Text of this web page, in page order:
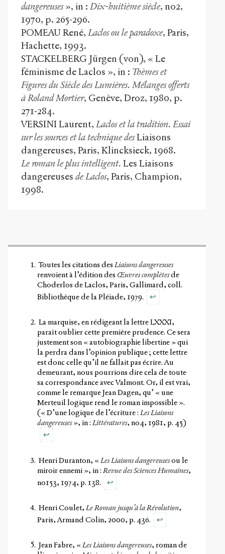
dangereuses», in :Dix-huitième siècle, no2,
1970, p. 265-296.
POMEAU René,Laclos ou le paradoxe, Paris,
Hachette, 1993.
STACKELBERG Jürgen (von), « Le
féminisme de Laclos », in : Thèmes et
Figures du Siècle des Lumières. Mélanges offerts
à Roland Mortier, Genève, Droz, 1980, p.
271-284.
VERSINI Laurent,Laclos et la tradition. Essai
sur les sources et la technique desLiaisons
dangereuses, Paris, Klincksieck, 1968.
Le roman le plus intelligent. Les Liaisons
dangereusesde Laclos, Paris, Champion,
1998.
Toutes les citations desLiaisons dangereuses
renvoient à l’édition des Œuvres complètesde
Choderlos de Laclos, Paris, Gallimard, coll.
Bibliothèque de la Pléiade, 1979.
↩
La marquise, en rédigeant la lettre LXXXI,
paraît oublier cette première prudence. Ce sera
justement son « autobiographie libertine » qui
la perdra dans l’opinion publique ; cette lettre
est donc celle qu’il ne fallait pas écrire. Au
demeurant, nous pourrions dire cela de toute
sa correspondance avec Valmont. Or, il est vrai,
comme le remarque Jean Dagen, qu’ « une
Merteuil logique rend le roman impossible ».
(« D’une logique de l’écriture :Les Liaisons
dangereuses», in :Littératures, no4, 1981, p. 45)
↩
Henri Duranton, «Les Liaisons dangereusesou le
miroir ennemi », in :Revue des Sciences Humaines,
no153, 1974, p. 138. ↩
Henri Coulet,Le Roman jusqu’à la Révolution,
Paris, Armand Colin, 2000, p. 436.
↩
Jean Fabre, «Les Liaisons dangereuses, roman de